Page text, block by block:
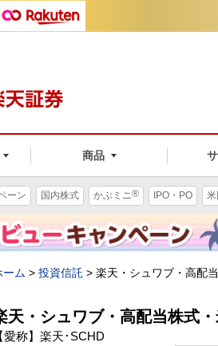
商品
ーン 国内株式 かぶミニ® IPO・PO
ーム > 投資信託 > 楽天・シュワブ・高配
天・シュワブ・高配当株式
愛称】楽天･SCHD